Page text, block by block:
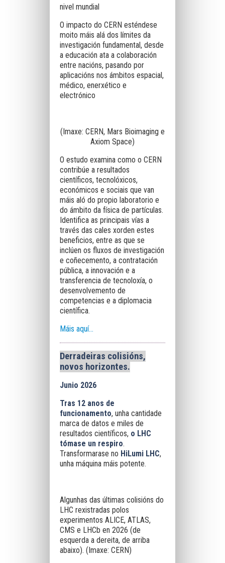
nivel mundial
O impacto do CERN esténdese
moito máis alá dos límites da
investigación fundamental, desde
a educación ata a colaboración
entre nacións, pasando por
aplicacións nos ámbitos espacial,
médico, enerxético e
electrónico
(Imaxe: CERN, Mars Bioimaging e
Axiom Space)
O estudo examina como o CERN
contribúe a resultados
científicos, tecnolóxicos,
económicos e sociais que van
máis aló do propio laboratorio e
do ámbito da física de partículas.
Identifica as principais vías a
través das cales xorden estes
beneficios, entre as que se
inclúen os fluxos de investigación
e coñecemento, a contratación
pública, a innovación e a
transferencia de tecnoloxía, o
desenvolvemento de
competencias e a diplomacia
científica.
Máis aquí…
Derradeiras colisións,
novos horizontes.
Junio 2026
Tras 12 anos de
funcionamento, unha cantidade
marca de datos e miles de
resultados científicos, o LHC
tómase un respiro.
Transformarase no HiLumi LHC,
unha máquina máis potente.
Algunhas das últimas colisións do
LHC rexistradas polos
experimentos ALICE, ATLAS,
CMS e LHCb en 2026 (de
esquerda a dereita, de arriba
abaixo). (Imaxe: CERN)